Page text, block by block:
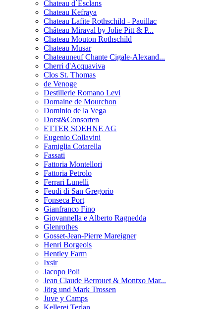
Chateau d`Esclans
Chateau Kefraya
Chateau Lafite Rothschild - Pauillac
Château Miraval by Jolie Pitt & P...
Chateau Mouton Rothschild
Chateau Musar
Chateauneuf Chante Cigale-Alexand...
Cherri d'Acquaviva
Clos St. Thomas
de Venoge
Destillerie Romano Levi
Domaine de Mourchon
Dominio de la Vega
Dorst&Consorten
ETTER SOEHNE AG
Eugenio Collavini
Famiglia Cotarella
Fassati
Fattoria Montellori
Fattoria Petrolo
Ferrari Lunelli
Feudi di San Gregorio
Fonseca Port
Gianfranco Fino
Giovannella e Alberto Ragnedda
Glenrothes
Gosset-Jean-Pierre Mareigner
Henri Borgeois
Hentley Farm
Ixsir
Jacopo Poli
Jean Claude Berrouet & Montxo Mar...
Jörg und Mark Trossen
Juve y Camps
Kellerei Terlan